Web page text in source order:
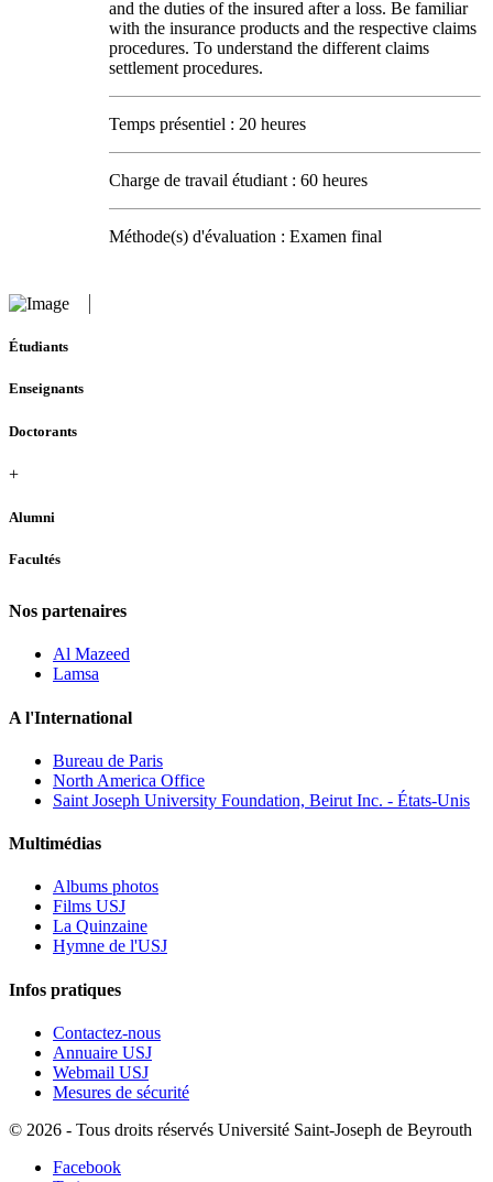
and the duties of the insured after a loss. Be familiar
with the insurance products and the respective claims
procedures. To understand the different claims
settlement procedures.
Temps présentiel : 20 heures
Charge de travail étudiant : 60 heures
Méthode(s) d'évaluation : Examen final
Étudiants
Enseignants
Doctorants
+
Alumni
Facultés
Nos partenaires
Al Mazeed
Lamsa
A l'International
Bureau de Paris
North America Office
Saint Joseph University Foundation, Beirut Inc. - États-Unis
Multimédias
Albums photos
Films USJ
La Quinzaine
Hymne de l'USJ
Infos pratiques
Contactez-nous
Annuaire USJ
Webmail USJ
Mesures de sécurité
© 2026 - Tous droits réservés Université Saint-Joseph de Beyrouth
Facebook